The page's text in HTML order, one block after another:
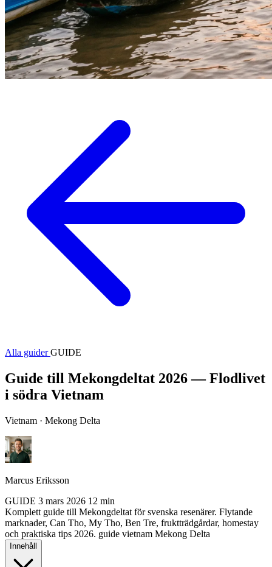
Alla guiderGUIDE
Guide till Mekongdeltat 2026 — Flodlivet
i södra Vietnam
Vietnam · Mekong Delta
Marcus Eriksson
GUIDE 3 mars 2026 12 min
Komplett guide till Mekongdeltat för svenska resenärer. Flytande
marknader, Can Tho, My Tho, Ben Tre, fruktträdgårdar, homestay
och praktiska tips 2026. guide vietnam Mekong Delta
Innehåll